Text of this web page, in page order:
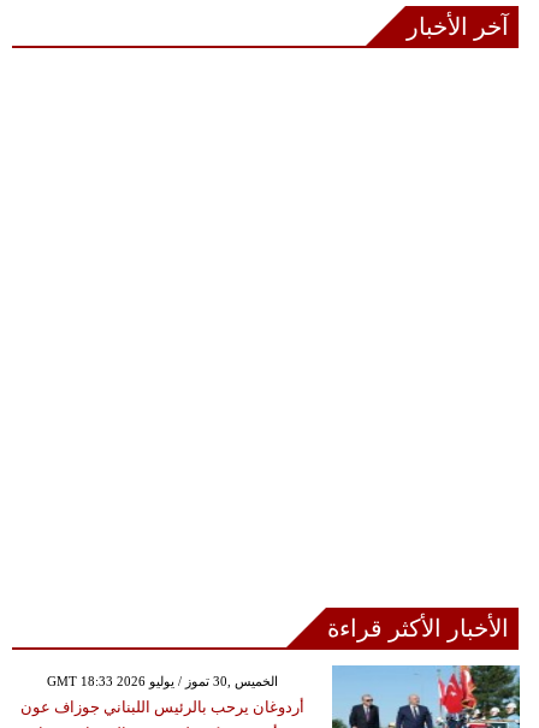
آخر الأخبار
الأخبار الأكثر قراءة
GMT 18:33 2026 الخميس ,30 تموز / يوليو
أردوغان يرحب بالرئيس اللبناني جوزاف عون